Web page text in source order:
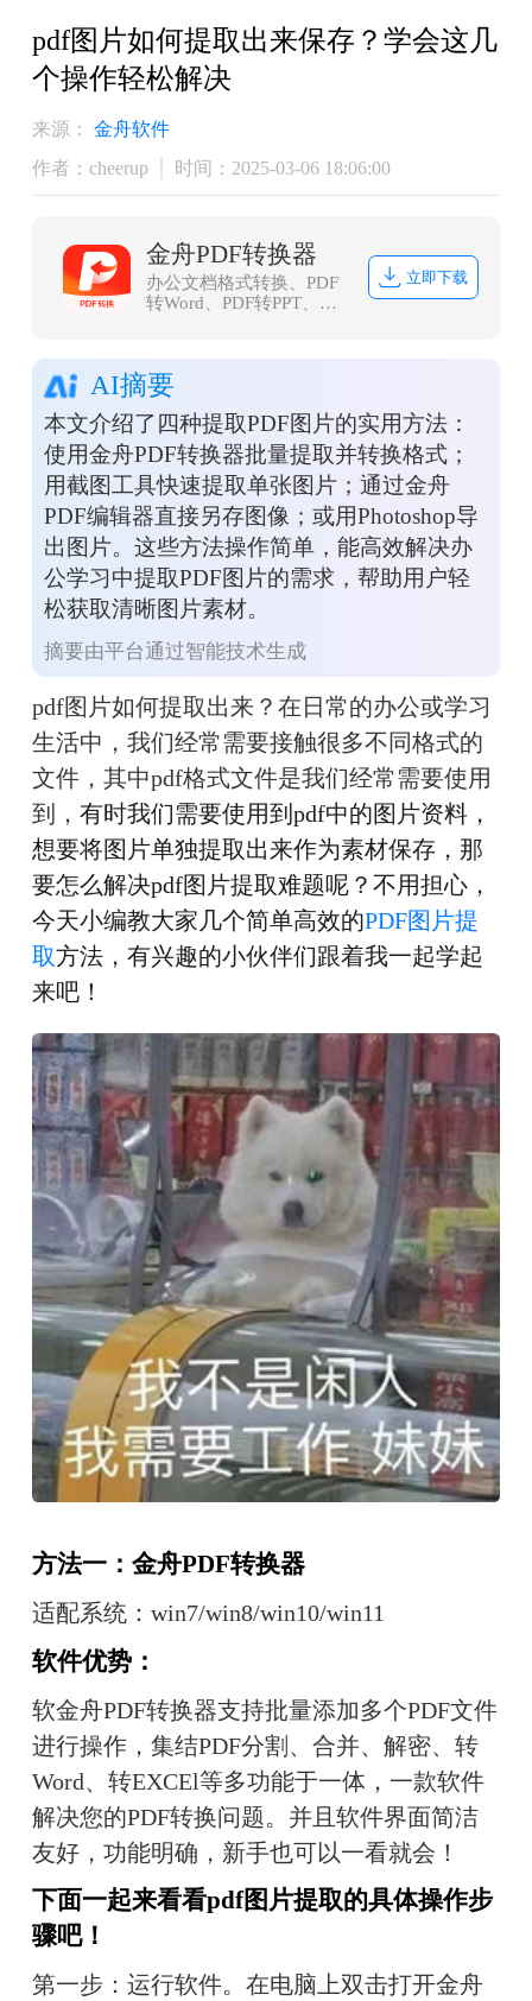
pdf图片如何提取出来保存？学会这几
个操作轻松解决
来源：
金舟软件
作者：cheerup
时间：2025-03-06 18:06:00
金舟PDF转换器
办公文档格式转换、PDF
转Word、PDF转PPT、
立即下载
AI摘要
本文介绍了四种提取PDF图片的实用方法：
使用金舟PDF转换器批量提取并转换格式；
用截图工具快速提取单张图片；通过金舟
PDF编辑器直接另存图像；或用Photoshop导
出图片。这些方法操作简单，能高效解决办
公学习中提取PDF图片的需求，帮助用户轻
松获取清晰图片素材。
摘要由平台通过智能技术生成
pdf图片如何提取出来？在日常的办公或学习
生活中，我们经常需要接触很多不同格式的
文件，其中pdf格式文件是我们经常需要使用
到， 有时我们需要使用到pdf中的图片资料，
想要将图片单独提取出来作为素材保存，那
要怎么解决pdf图片提取难题呢？不用担心，
今天小编教大家几个简单高效的PDF图片提
取方法，有兴趣的小伙伴们跟着我一起学起
来吧！
方法一：金舟PDF转换器
适配系统：win7/win8/win10/win11
软件优势：
软金舟PDF转换器支持批量添加多个PDF文件
进行操作，集结PDF分割、合并、解密、转
Word、转EXCEl等多功能于一体，一款软件
解决您的PDF转换问题。并且软件界面简洁
友好，功能明确，新手也可以一看就会！
下面一起来看看pdf图片提取的具体操作步
骤吧！
第一步：运行软件。在电脑上双击打开金舟